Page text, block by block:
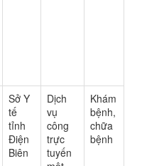
Sở Y
tế
tỉnh
Điện
Biên
Dịch
vụ
công
trực
tuyến
Khám
bệnh,
chữa
bệnh